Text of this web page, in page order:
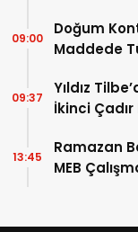
Doğum
Maddede
09:00
Yıldız
İkinci
09:37
Ramazan
MEB
13:45